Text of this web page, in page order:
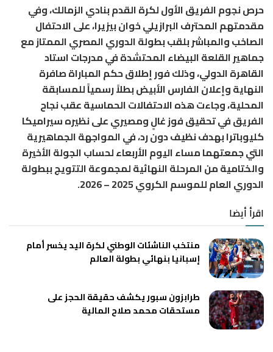
حرص نجوم الفريق الأول لكرة القدم بنادي الزمالك، وفي
مقدمتهم المحترف البرازيلي خوان بيزيرا، على الاحتفال
الصاخب والمباشر بلقب بطولة الدوري المصري الممتاز مع
جماهير القلعة البيضاء المحتشدة في مدرجات استاد
القاهرة الدولي، وذلك فور إطلاق حكم المباراة صافرة
النهاية وإعلان الفارس الأبيض بطلاً رسمياً للمسابقة
المحلية، وجاءت هذه الاحتفالات الحماسية عقب نجاح
الفريق في تحقيق فوز غالٍ ومصيري على نظيره سيراميكا
كليوباترا بهدف نظيف دون رد، في المواجهة الجماهيرية
التي جمعتهما مساء اليوم الأربعاء لحساب الجولة الأخيرة
والختامية من المرحلة النهائية لمجموعة التتويج ببطولة
الدوري العام للموسم الكروي 2025 – 2026.
اقرأ أيضا
منتخب الناشئات الوطني لكرة اليد يخسر أمام
إسبانيا بنهائي بطولة العالم
طرابزون سبور يكشف حقيقة الحجز على
مستحقات محمد صلاح المالية